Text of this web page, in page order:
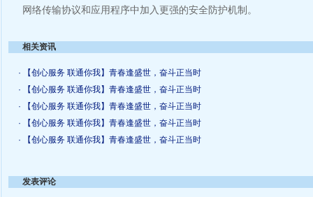
网络传输协议和应用程序中加入更强的安全防护机制。
相关资讯
· 【创心服务 联通你我】青春逢盛世，奋斗正当时
· 【创心服务 联通你我】青春逢盛世，奋斗正当时
· 【创心服务 联通你我】青春逢盛世，奋斗正当时
· 【创心服务 联通你我】青春逢盛世，奋斗正当时
· 【创心服务 联通你我】青春逢盛世，奋斗正当时
发表评论